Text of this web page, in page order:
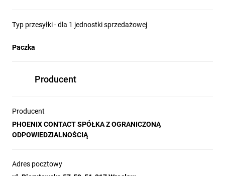
Typ przesyłki - dla 1 jednostki sprzedażowej
Paczka
Producent
Producent
PHOENIX CONTACT SPÓŁKA Z OGRANICZONĄ
ODPOWIEDZIALNOŚCIĄ
Adres pocztowy